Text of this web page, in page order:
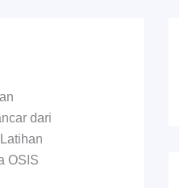
dari
OSIS